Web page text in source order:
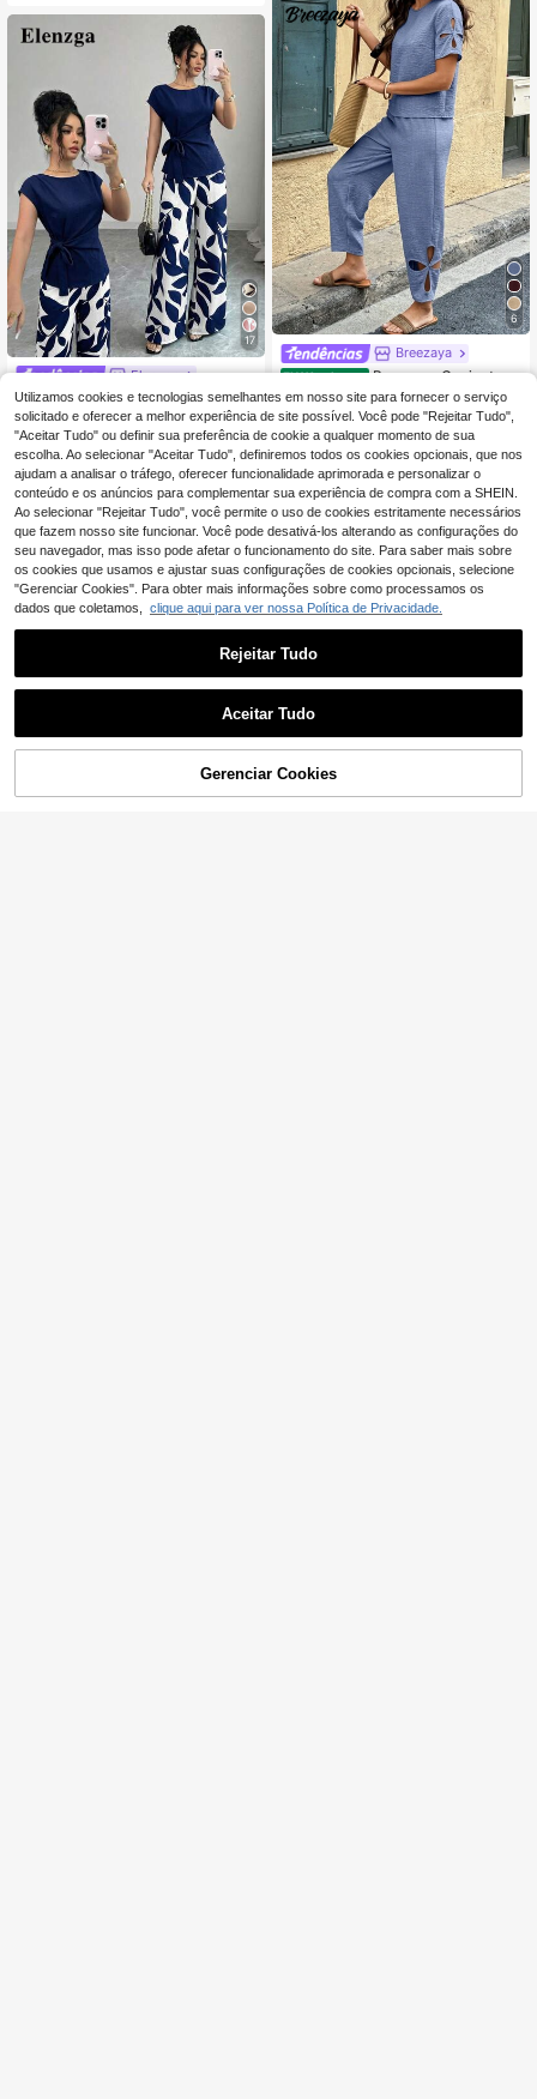
17
Elenzga
EU Warehouse Elenzga Camisa casu
al feminina primavera/verão elegan
te para deslocações, cor vinho, plis
sada, cintura marcada, laço, ajusta
da, slim, sem mangas + calças com
pridas femininas primavera/verão el
egantes para deslocações, casuais,
cor vinho, estampado de folhas, cin
tura marcada, design de bolso dupl
o, soltas, perna ligeiramente larga
19
6
Breezaya
EU Warehouse Breezaya Conjunto d
e 2 peças de camisa feminina de m
anga curta com decote redondo e c
alças compridas casuais vazadas
26 Left
11,99€ -40% 19,99€
COMPRE AGORA
Utilizamos cookies e tecnologias semelhantes em nosso site para fornecer o serviço
solicitado e oferecer a melhor experiência de site possível. Você pode "Rejeitar Tudo",
"Aceitar Tudo" ou definir sua preferência de cookie a qualquer momento de sua
escolha. Ao selecionar "Aceitar Tudo", definiremos todos os cookies opcionais, que nos
ajudam a analisar o tráfego, oferecer funcionalidade aprimorada e personalizar o
conteúdo e os anúncios para complementar sua experiência de compra com a SHEIN.
Ao selecionar "Rejeitar Tudo", você permite o uso de cookies estritamente necessários
que fazem nosso site funcionar. Você pode desativá-los alterando as configurações do
seu navegador, mas isso pode afetar o funcionamento do site. Para saber mais sobre
os cookies que usamos e ajustar suas configurações de cookies opcionais, selecione
"Gerenciar Cookies". Para obter mais informações sobre como processamos os
dados que coletamos, clique aqui para ver nossa Política de Privacidade.
Rejeitar Tudo
Aceitar Tudo
Gerenciar Cookies